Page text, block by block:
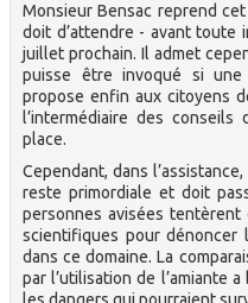
Monsieur Bensac reprend
doit d’attendre - avant toute
juillet prochain. Il admet
puisse être invoqué si
propose enfin aux citoyens
l’intermédiaire des
place.
Cependant, dans
reste primordiale et doit
personnes avisées tentèrent
scientifiques pour dénoncer
dans ce domaine. La
par l’utilisation de l’amiante